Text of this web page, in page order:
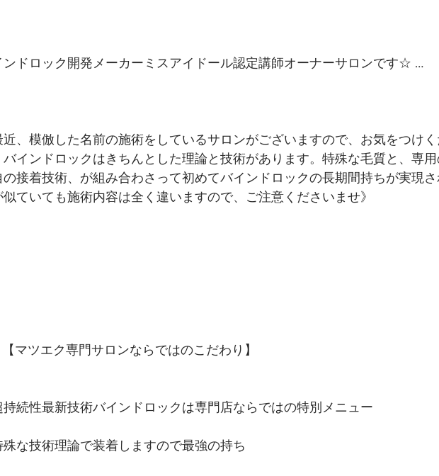
ンドロック開発メーカーミスアイドール認定講師オーナーサロンです☆ …
近、模倣した名前の施術をしているサロンがございますので、お気をつけく
バインドロックはきちんとした理論と技術があります。特殊な毛質と、専用
の接着技術、が組み合わさって初めてバインドロックの長期間持ちが実現さ
似ていても施術内容は全く違いますので、ご注意くださいませ》
マツエク専門サロンならではのこだわり】
続性最新技術バインドロックは専門店ならではの特別メニュー
な技術理論で装着しますので最強の持ち